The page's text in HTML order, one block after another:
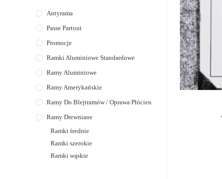
Antyrama
Passe Partout
Promocje
Ramki Aluminiowe Standardowe
Ramy Aluminiowe
Ramy Amerykańskie
Ramy Do Blejtramów / Oprawa Płócien
Ramy Drewniane
Ramki średnie
Ramki szerokie
Ramki wąskie